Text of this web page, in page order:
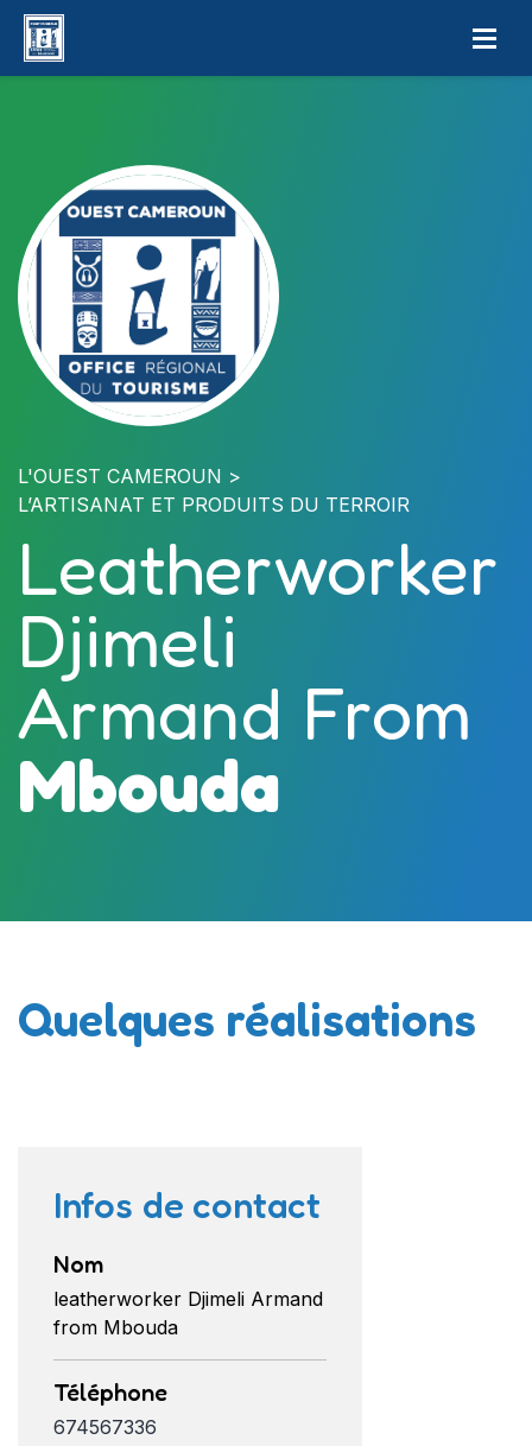
L'OUEST CAMEROUN
L’ARTISANAT ET PRODUITS DU TERROIR
Leatherworker
Djimeli
Armand From
Mbouda
Quelques réalisations
Infos de contact
Nom
leatherworker Djimeli Armand
from Mbouda
Téléphone
674567336